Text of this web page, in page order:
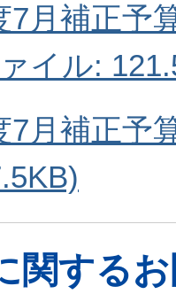
7月補正予
イル:
7月補正予
関する